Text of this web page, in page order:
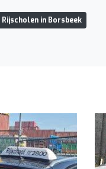
Rijscholen in Borsbeek